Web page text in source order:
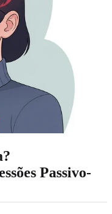
Passivo-